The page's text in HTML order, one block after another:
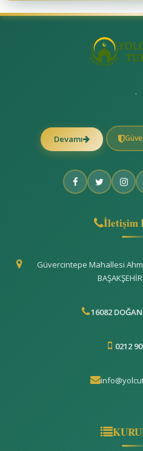
.
Devamı
İletişim
Güvercintepe Mahallesi
16082
0212